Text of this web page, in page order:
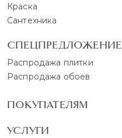
Краска
Сантехника
СПЕЦПРЕДЛОЖЕНИЕ
Распродажа плитки
Распродажа обоев
ПОКУПАТЕЛЯМ
УСЛУГИ